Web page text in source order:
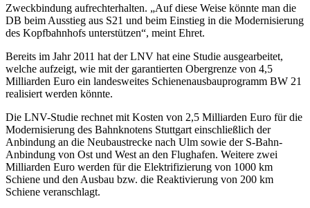
Zweckbindung aufrechterhalten. „Auf diese Weise könnte man die
DB beim Ausstieg aus S21 und beim Einstieg in die Modernisierung
des Kopfbahnhofs unterstützen“, meint Ehret.
Bereits im Jahr 2011 hat der LNV hat eine Studie ausgearbeitet,
welche aufzeigt, wie mit der garantierten Obergrenze von 4,5
Milliarden Euro ein landesweites Schienenausbauprogramm BW 21
realisiert werden könnte.
Die LNV-Studie rechnet mit Kosten von 2,5 Milliarden Euro für die
Modernisierung des Bahnknotens Stuttgart einschließlich der
Anbindung an die Neubaustrecke nach Ulm sowie der S-Bahn-
Anbindung von Ost und West an den Flughafen. Weitere zwei
Milliarden Euro werden für die Elektrifizierung von 1000 km
Schiene und den Ausbau bzw. die Reaktivierung von 200 km
Schiene veranschlagt.